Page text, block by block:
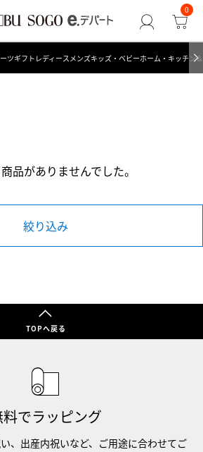
0
ツギフト レディース メンズキッズ・ベビーホーム・キッチン
品がありませんでした。
絞り込み
TOPへ戻る
料でラッピング
、出産内祝いなど、ご用途に合わせてご